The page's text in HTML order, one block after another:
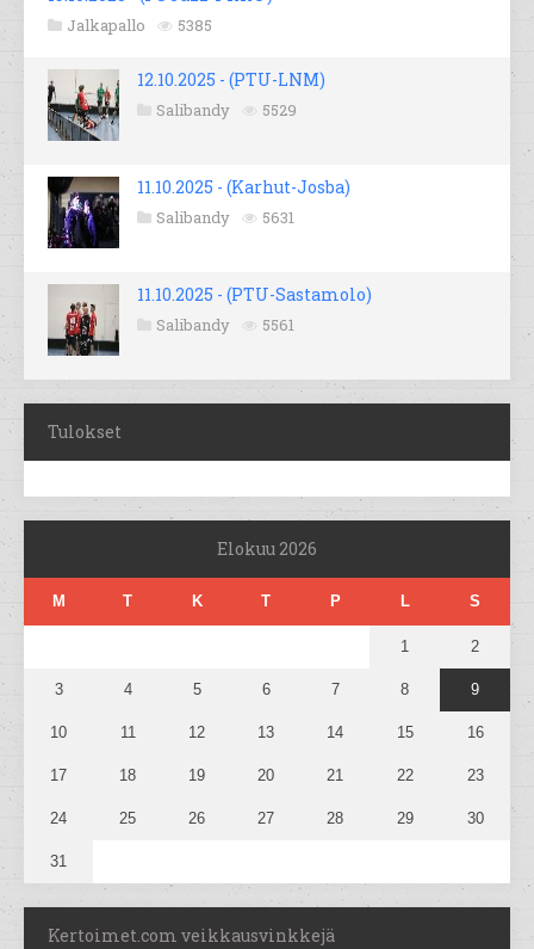
Jalkapallo 5385
12.10.2025 - (PTU-LNM)
Salibandy 5529
11.10.2025 - (Karhut-Josba)
Salibandy 5631
11.10.2025 - (PTU-Sastamolo)
Salibandy 5561
Tulokset
Elokuu 2026
M T K T P L S
1 2
3 4 5 6 7 8 9
10 11 12 13 14 15 16
17 18 19 20 21 22 23
24 25 26 27 28 29 30
31
Kertoimet.com veikkausvinkkejä